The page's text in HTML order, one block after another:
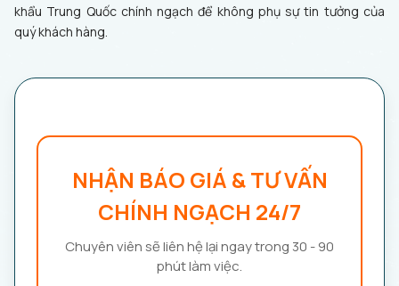
khẩu Trung Quốc chính ngạch để không phụ sự tin tưởng của
quý khách hàng.
NHẬN BÁO GIÁ & TƯ VẤN
CHÍNH NGẠCH 24/7
Chuyên viên sẽ liên hệ lại ngay trong 30 - 90
phút làm việc.